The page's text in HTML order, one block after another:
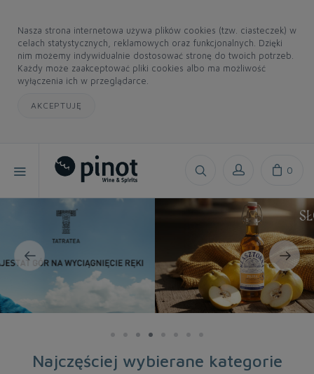
Nasza strona internetowa używa plików cookies (tzw. ciasteczek) w
celach statystycznych, reklamowych oraz funkcjonalnych. Dzięki
nim możemy indywidualnie dostosować stronę do twoich potrzeb.
Każdy może zaakceptować pliki cookies albo ma możliwość
wyłączenia ich w przeglądarce.
AKCEPTUJĘ
0
Najczęściej wybierane kategorie